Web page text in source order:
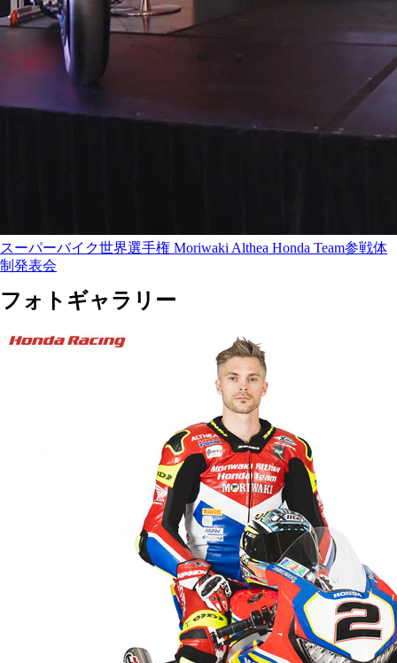
スーパーバイク世界選手権 Moriwaki Althea Honda Team参戦体
制発表会
フォトギャラリー